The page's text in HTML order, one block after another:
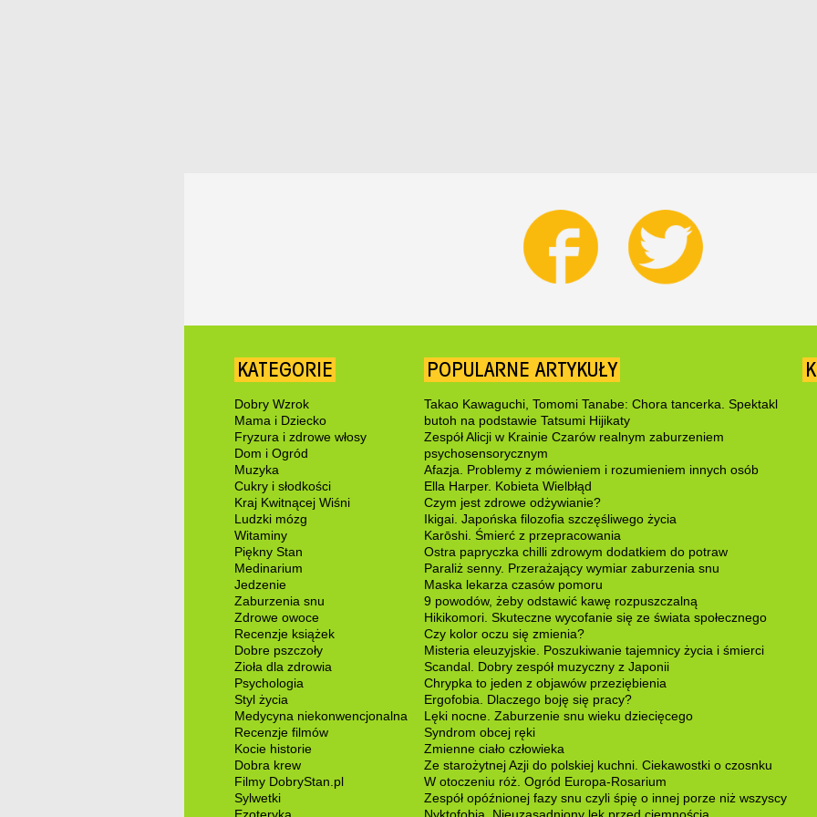
KATEGORIE
Dobry Wzrok
Mama i Dziecko
Fryzura i zdrowe włosy
Dom i Ogród
Muzyka
Cukry i słodkości
Kraj Kwitnącej Wiśni
Ludzki mózg
Witaminy
Piękny Stan
Medinarium
Jedzenie
Zaburzenia snu
Zdrowe owoce
Recenzje książek
Dobre pszczoły
Zioła dla zdrowia
Psychologia
Styl życia
Medycyna niekonwencjonalna
Recenzje filmów
Kocie historie
Dobra krew
Filmy DobryStan.pl
Sylwetki
POPULARNE ARTYKUŁY
Takao Kawaguchi, Tomomi Tanabe: Chora tancerka. Spektakl
butoh na podstawie Tatsumi Hijikaty
Zespół Alicji w Krainie Czarów realnym zaburzeniem
psychosensorycznym
Afazja. Problemy z mówieniem i rozumieniem innych osób
Ella Harper. Kobieta Wielbłąd
Czym jest zdrowe odżywianie?
Ikigai. Japońska filozofia szczęśliwego życia
Karōshi. Śmierć z przepracowania
Ostra papryczka chilli zdrowym dodatkiem do potraw
Paraliż senny. Przerażający wymiar zaburzenia snu
Maska lekarza czasów pomoru
9 powodów, żeby odstawić kawę rozpuszczalną
Hikikomori. Skuteczne wycofanie się ze świata społecznego
Czy kolor oczu się zmienia?
Misteria eleuzyjskie. Poszukiwanie tajemnicy życia i śmierci
Scandal. Dobry zespół muzyczny z Japonii
Chrypka to jeden z objawów przeziębienia
Ergofobia. Dlaczego boję się pracy?
Lęki nocne. Zaburzenie snu wieku dziecięcego
Syndrom obcej ręki
Zmienne ciało człowieka
Ze starożytnej Azji do polskiej kuchni. Ciekawostki o czosnku
W otoczeniu róż. Ogród Europa-Rosarium
Zespół opóźnionej fazy snu czyli śpię o innej porze niż wszyscy